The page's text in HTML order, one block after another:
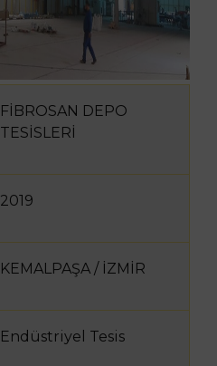
FİBROSAN DEPO
TESİSLERİ
2019
KEMALPAŞA / İZMİR
Endüstriyel Tesis